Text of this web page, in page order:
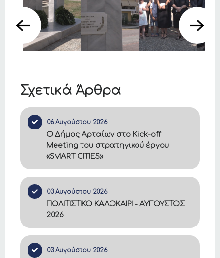
Σχετικά Άρθρα
06 Αυγούστου 2026
Ο Δήμος Αρταίων στο Kick-off
Meeting του στρατηγικού έργου
«SMART CITIES»
03 Αυγούστου 2026
ΠΟΛΙΤΙΣΤΙΚΟ ΚΑΛΟΚΑΙΡΙ - ΑΥΓΟΥΣΤΟΣ
2026
03 Αυγούστου 2026